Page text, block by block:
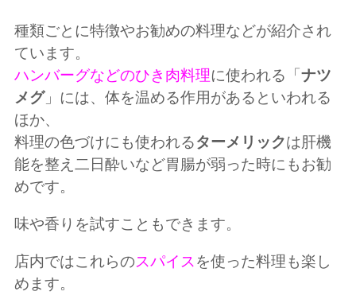
種類ごとに特徴やお勧めの料理などが紹介され
ています。
ハンバーグなどのひき肉料理に使われる「ナツ
メグ」には、体を温める作用があるといわれる
ほか、
料理の色づけにも使われるターメリックは肝機
能を整え二日酔いなど胃腸が弱った時にもお勧
めです。
味や香りを試すこともできます。
店内ではこれらのスパイスを使った料理も楽し
めます。